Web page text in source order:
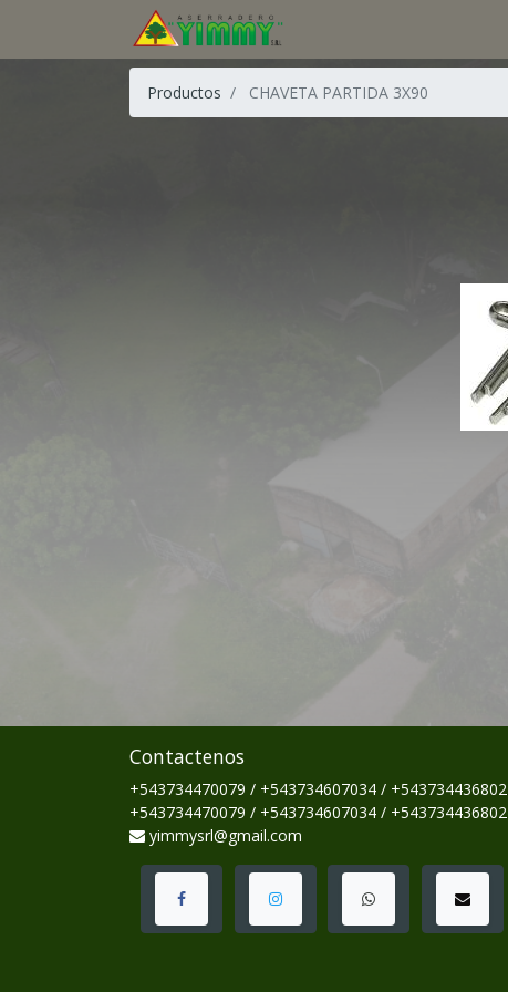
Productos CHAVETA PARTIDA 3X90
Contactenos
+543734470079 / +543734607034 / +543734436802
+543734470079 / +543734607034 / +543734436802
yimmysrl@gmail.com